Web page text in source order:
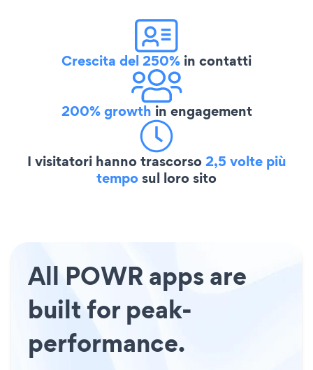
Crescita del 250% in contatti
200% growth in engagement
I visitatori hanno trascorso2,5 volte più
temposul loro sito
All POWR apps are
built for peak-
performance.